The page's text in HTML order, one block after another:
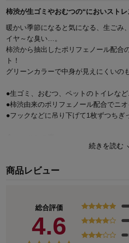
柿渋が生ゴミやおむつの“においストレ
暖かい季節になると気になる、生ごみ
イヤ～な臭い…。
柿渋から抽出したポリフェノール配合
ト！
グリーンカラーで中身が見えにくいの
●生ゴミ、おむつ、ペットのトイレな
●柿渋由来のポリフェノール配合でニ
●フックなどに吊り下げて1枚ずつちぎ
月イチの「いいこと」で、毎日がずっ
楽チンにするオリジナルブランド。
ーーーーーーーーーーーーーーーーー
★この商品は「定期お届け」が人気です
続きを読む
商品レビュー
総合評価
4.6